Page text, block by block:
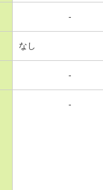
-
なし
-
-